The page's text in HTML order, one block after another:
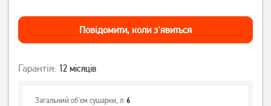
Повiдомити, коли з'явиться
Гарантія: 12 місяців
Загальний об'єм сушарки, л 6